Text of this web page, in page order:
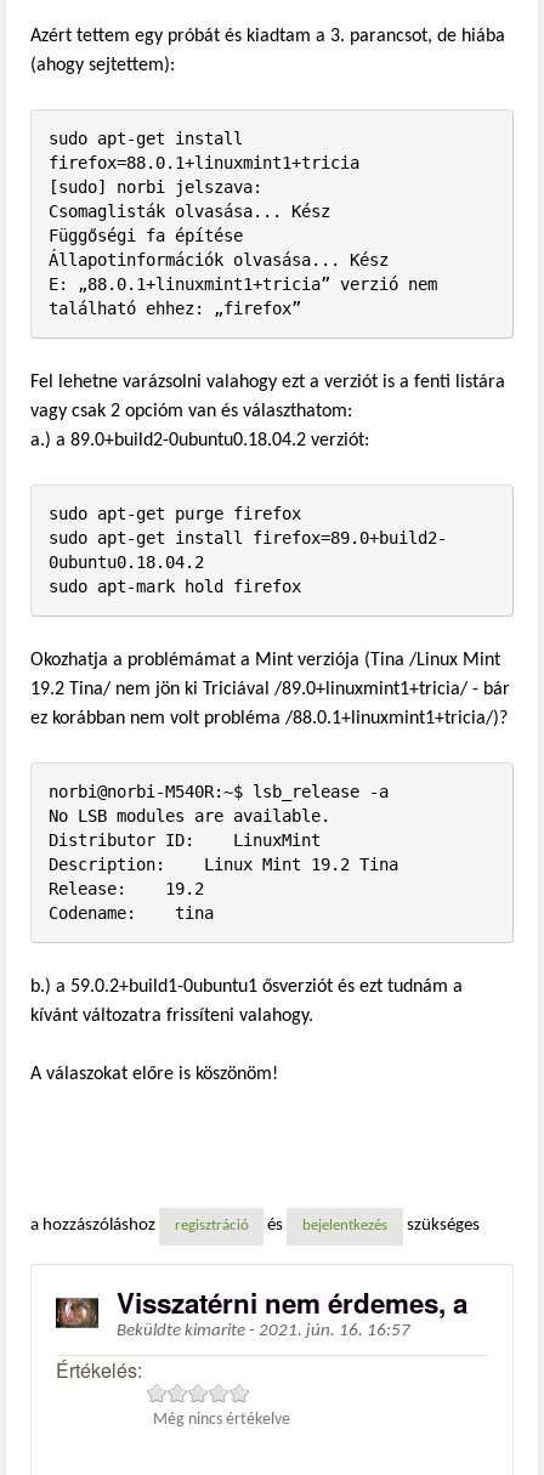
Azért tettem egy próbát és kiadtam a 3. parancsot, de hiába
(ahogy sejtettem):
sudo apt-get install
firefox=88.0.1+linuxmint1+tricia
[sudo] norbi jelszava:
Csomaglisták olvasása... Kész
Függőségi fa építése
Állapotinformációk olvasása... Kész
E: „88.0.1+linuxmint1+tricia” verzió nem
található ehhez: „firefox”
Fel lehetne varázsolni valahogy ezt a verziót is a fenti listára
vagy csak 2 opcióm van és választhatom:
a.) a 89.0+build2-0ubuntu0.18.04.2 verziót:
sudo apt-get purge firefox
sudo apt-get install firefox=89.0+build2-
0ubuntu0.18.04.2
sudo apt-mark hold firefox
Okozhatja a problémámat a Mint verziója (Tina /Linux Mint
19.2 Tina/ nem jön ki Triciával /89.0+linuxmint1+tricia/ - bár
ez korábban nem volt probléma /88.0.1+linuxmint1+tricia/)?
norbi@norbi-M540R:~$ lsb_release -a
No LSB modules are available.
Distributor ID:    LinuxMint
Description:    Linux Mint 19.2 Tina
Release:    19.2
Codename:    tina
b.) a 59.0.2+build1-0ubuntu1 ősverziót és ezt tudnám a
kívánt változatra frissíteni valahogy.
A válaszokat előre is köszönöm!
a hozzászóláshoz regisztráció és bejelentkezés szükséges
Visszatérni nem érdemes, a
Beküldte kimarite - 2021. jún. 16. 16:57
Értékelés:
Még nincs értékelve